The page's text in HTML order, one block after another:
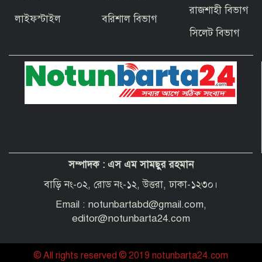
বাগেরহাটের ফকিরহাটে শেষ মুহূর্তে ব্যস্ত সময়
পার করছেন কামারশিল্পীরা
দেশবাসীকে প্রধানমন্ত্রীর ঈদুল আজহার
শুভেচ্ছা
“অপরাধী যেই হোক, তার কোনো ছাড় নয়”—
বাগেরহাটের নবাগত পুলিশ সুপার
লাইফস্টাইল
বরিশাল বিভাগ
রাজশাহী বিভাগ
সিলেট বিভাগ
সম্পাদক : এস এম সামছুর রহমান
বাড়ি নং-০২, রোড নং-১২, উত্তরা, ঢাকা-১২৩০।
Email : notunbartabd@gmail.com,
editor@notunbarta24.com
© All rights reserved © 2019 notunbarta24.com